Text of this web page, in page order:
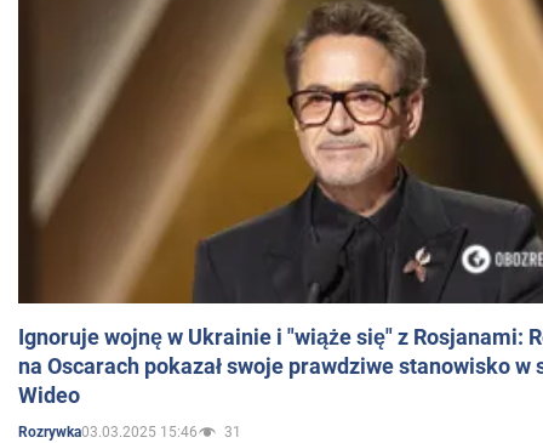
Ignoruje wojnę w Ukrainie i "wiąże się" z Rosjanami:
na Oscarach pokazał swoje prawdziwe stanowisko w
Wideo
Rozrywka03.03.2025 15:46 31